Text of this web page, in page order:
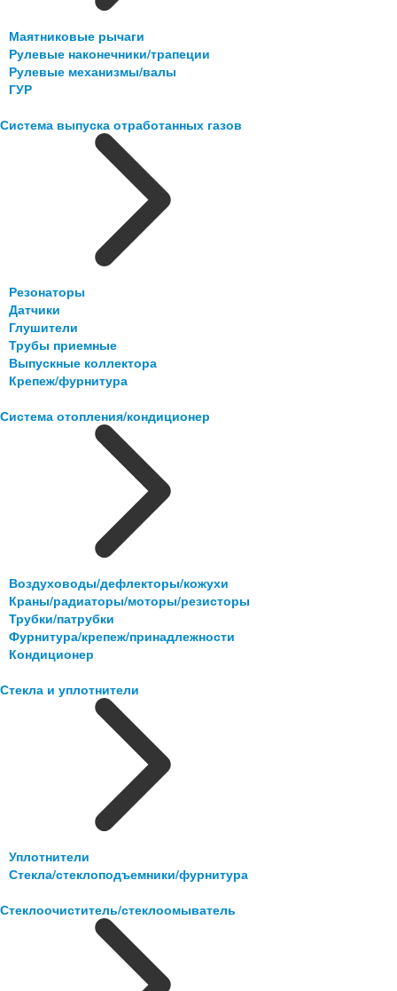
Маятниковые рычаги
Рулевые наконечники/трапеции
Рулевые механизмы/валы
ГУР
Система выпуска отработанных газов
Резонаторы
Датчики
Глушители
Трубы приемные
Выпускные коллектора
Крепеж/фурнитура
Система отопления/кондиционер
Воздуховоды/дефлекторы/кожухи
Краны/радиаторы/моторы/резисторы
Трубки/патрубки
Фурнитура/крепеж/принадлежности
Кондиционер
Стекла и уплотнители
Уплотнители
Стекла/стеклоподъемники/фурнитура
Стеклоочиститель/стеклоомыватель